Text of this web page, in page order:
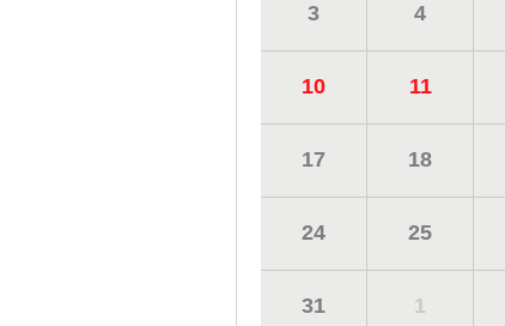
3 4
10 11
17 18
24 25
31 1